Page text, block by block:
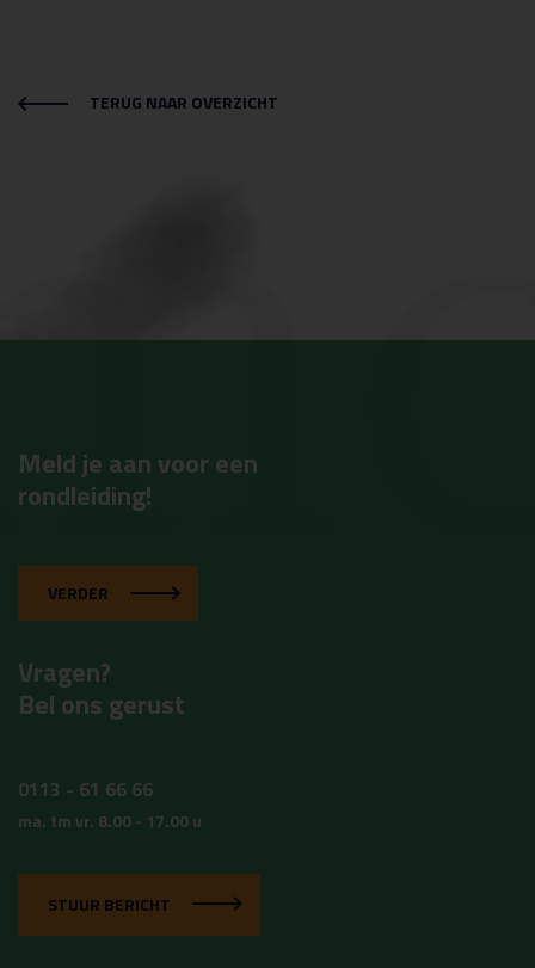
TERUG NAAR OVERZICHT
Meld je aan voor een
rondleiding!
VERDER
Vragen?
Bel ons gerust
0113 - 61 66 66
ma. tm vr. 8.00 - 17.00 u
STUUR BERICHT